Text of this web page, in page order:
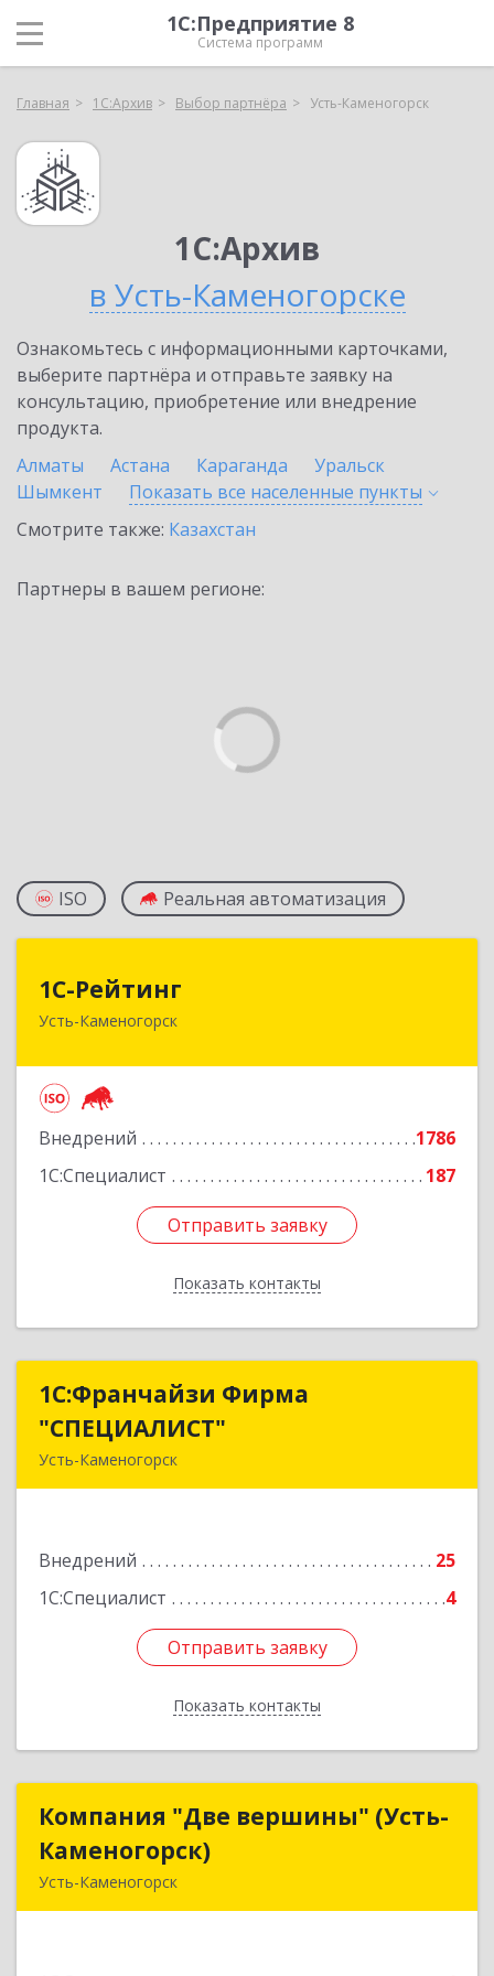
1С:Предприятие 8
Система программ
Главная 1С:Архив Выбор партнёра Усть-Каменогорск
1С:Архив
в Усть-Каменогорске
Ознакомьтесь с информационными карточками,
выберите партнёра и отправьте заявку на
консультацию, приобретение или внедрение
продукта.
Алматы
Астана Караганда
Уральск
Шымкент
Показать все населенные пункты
Смотрите также: Казахстан
Партнеры в вашем регионе:
ISO Реальная автоматизация
1С-Рейтинг
Усть-Каменогорск
Внедрений
1786
1С:Специалист
187
Отправить заявку
Показать контакты
492024, Усть-Каменогорск, ул.Ушанова, 27
Отправить заявку
Назад
1С:Франчайзи Фирма
"СПЕЦИАЛИСТ"
Усть-Каменогорск
Внедрений
25
1С:Специалист
4
Отправить заявку
Показать контакты
1С:Франчайзи Фирма
Подробнее
Отправить заявку
Назад
Компания "Две вершины" (Усть-
Каменогорск)
Усть-Каменогорск
Компания "Две вершины" (Усть-